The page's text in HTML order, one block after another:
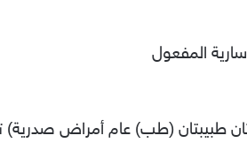
طبیبتان (طب) عام أمراض صدرية)